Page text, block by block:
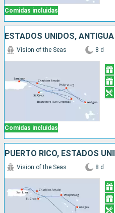
Comidas incluidas
Comidas incluidas
Vision of the Seas 8 d
Vision of the Seas 8 d